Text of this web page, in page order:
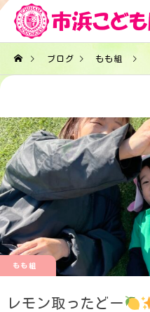
ブログ もも組
もも組
レモン取ったどー